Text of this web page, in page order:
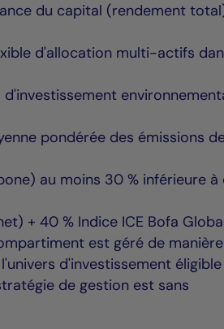
du capital (rendement
d'allocation multi-actifs
pondérée des émissions
au moins 30 % inférieure à
+ 40 % Indice ICE Bofa
est géré de manière
d'investissement
de gestion est sans